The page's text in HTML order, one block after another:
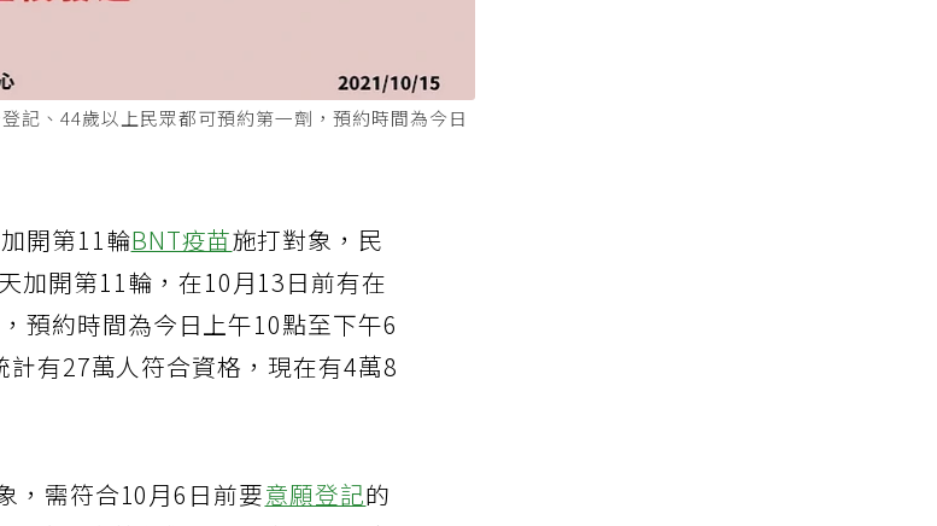
記、44歲以上民眾都可預約第一劑，預約時間為今日
開第11輪BNT疫苗施打對象，民
加開第11輪，在10月13日前有在
預約時間為今日上午10點至下午6
有27萬人符合資格，現在有4萬8
，需符合10月6日前要意願登記的